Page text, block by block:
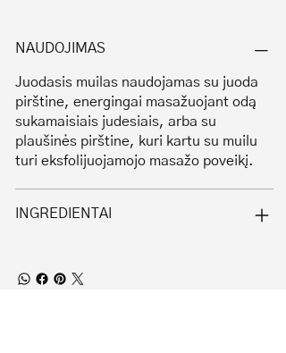
NAUDOJIMAS
Juodasis muilas naudojamas su juoda
pirštine, energingai masažuojant odą
sukamaisiais judesiais, arba su
plaušinės pirštine, kuri kartu su muilu
turi eksfolijuojamojo masažo poveikį.
INGREDIENTAI